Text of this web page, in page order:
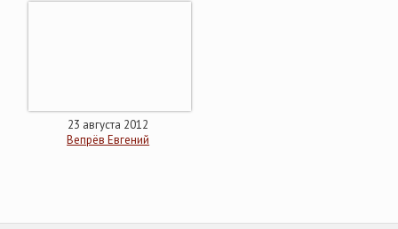
23 августа 2012
Вепрёв Евгений